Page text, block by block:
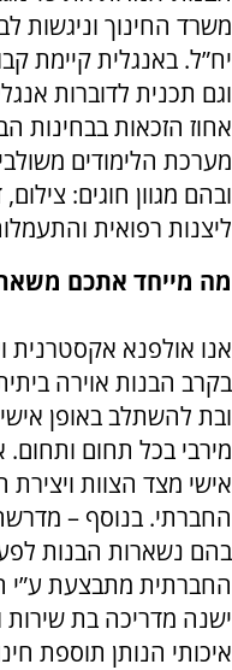
וגם תכנית לדוברות
מערכת הלימודים
ובהם מגוון חוגים:
ליצנות רפואית
מה מייחד אתכם
אנו אולפנא אקסטרנית
בקרב הבנות אוירה
ובת להשתלב באופן אישי
מירבי בכל תחום ותחום.
אישי מצד הצוות ויצירת
החברתי. בנוסף –
בהם נשארות הבנות
החברתית מתבצעת ע”י
ישנה מדריכה בת שירות
איכותי הנותן תוספת